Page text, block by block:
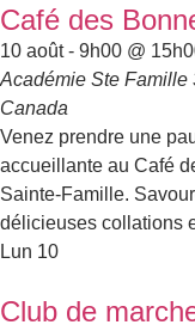
Café des
10 août - 9h00 @
Académie Ste Famille
Canada
Venez prendre une
accueillante au Café
Sainte-Famille.
délicieuses collations
Lun 10
Club de